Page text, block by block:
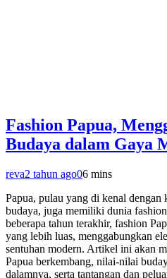
Fashion Papua,
Budaya dalam Gaya
reva2 tahun ago06 mins
Papua, pulau yang di kenal dengan
budaya, juga memiliki dunia
beberapa tahun terakhir, fashion
yang lebih luas, menggabungkan
sentuhan modern. Artikel ini akan
Papua berkembang, nilai-nilai
dalamnya, serta tantangan dan